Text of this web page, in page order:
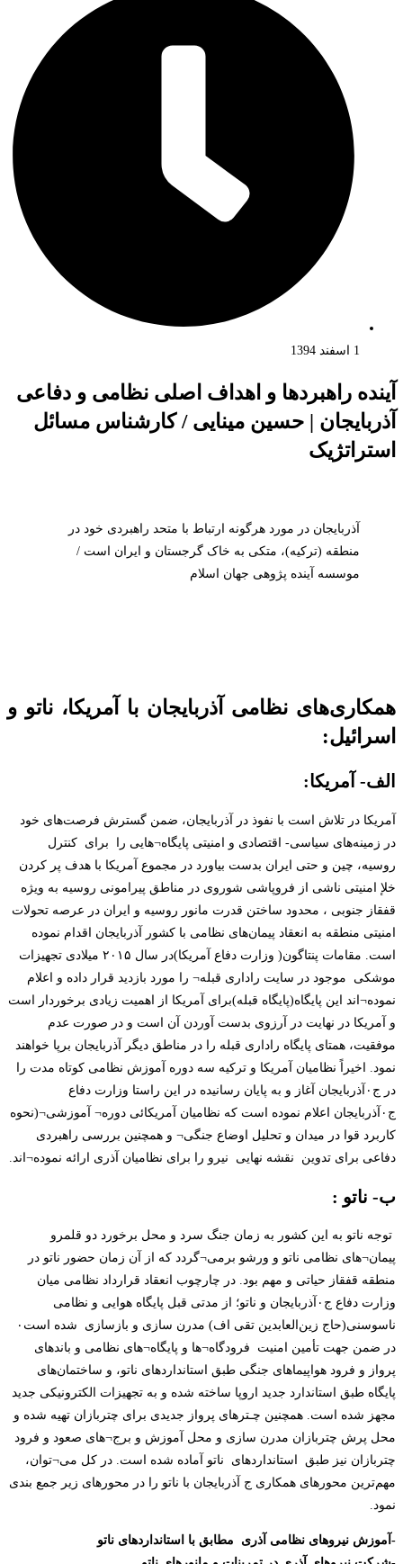
1 اسفند 1394
آینده راهبردها و اهداف اصلی نظامی و دفاعی
آذربایجان | حسین مینایی / کارشناس مسائل
استراتژیک
آذربایجان در مورد هرگونه ارتباط با متحد راهبردی خود در
منطقه (ترکیه)، متکی به خاک گرجستان و ایران است /
موسسه آینده پژوهی جهان اسلام
همکاری‌های نظامی آذربایجان با آمریکا، ناتو و
اسرائیل:
الف- آمریکا:
آمریکا در تلاش است با نفوذ در آذربایجان، ضمن گسترش فرصت‌های خود
در زمینه‌های سیاسی- اقتصادی و امنیتی پایگاه¬هایی را برای کنترل
روسیه، چین و حتی ایران بدست بیاورد در مجموع آمریکا با هدف پر کردن
خلإ امنیتی ناشی از فروپاشی شوروی در مناطق پیرامونی روسیه به ویژه
قفقاز جنوبی ، محدود ساختن قدرت مانور روسیه و ایران در عرصه تحولات
امنیتی منطقه به انعقاد پیمان‌های نظامی با کشور آذربایجان اقدام نموده
است. مقامات پنتاگون( وزارت دفاع آمریکا)در سال ۲۰۱۵ میلادی تجهیزات
موشکی موجود در سایت راداری قبله¬ را مورد بازدید قرار داده و اعلام
نموده¬اند این پایگاه(پایگاه قبله)برای آمریکا از اهمیت زیادی برخوردار است
و آمریکا در نهایت در آرزوی بدست آوردن آن است و در صورت عدم
موفقیت، همتای پایگاه راداری قبله را در مناطق دیگر آذربایجان برپا خواهند
نمود. اخیراً نظامیان آمریکا و ترکیه سه دوره آموزش نظامی کوتاه مدت را
در ج۰آذربایجان آغاز و به پایان رسانیده در این راستا وزارت دفاع
ج۰آذربایجان اعلام نموده است که نظامیان آمریکائی دوره¬ آموزشی¬(نحوه
کاربرد قوا در میدان و تحلیل اوضاع جنگی¬ و همچنین بررسی راهبردی
دفاعی برای تدوین نقشه نهایی نیرو را برای نظامیان آذری ارائه نموده¬اند.
ب- ناتو :
توجه ناتو به این کشور به زمان جنگ سرد و محل برخورد دو قلمرو
پیمان¬های نظامی ناتو و ورشو برمی¬گردد که از آن زمان حضور ناتو در
منطقه قفقاز حیاتی و مهم بود. در چارچوب انعقاد قرارداد نظامی میان
وزارت دفاع ج۰آذربایجان و ناتو؛ از مدتی قبل پایگاه هوایی و نظامی
ناسوسنی(حاج زین‌العابدین تقی اف) مدرن سازی و بازسازی شده است۰
در ضمن جهت تأمین امنیت فرودگاه¬ها و پایگاه¬های نظامی و باندهای
پرواز و فرود هواپیماهای جنگی طبق استانداردهای ناتو، و ساختمان‌های
پایگاه طبق استاندارد جدید اروپا ساخته شده و به تجهیزات الکترونیکی جدید
مجهز شده است. همچنین چـترهای پرواز جدیدی برای چتربازان تهیه شده و
محل پرش چتربازان مدرن سازی و محل آموزش و برج¬های صعود و فرود
چتربازان نیز طبق استانداردهای ناتو آماده شده است. در کل می¬توان،
مهم‌ترین محورهای همکاری ج آذربایجان با ناتو را در محورهای زیر جمع بندی
نمود.
-آموزش نیروهای نظامی آذری مطابق با استانداردهای ناتو